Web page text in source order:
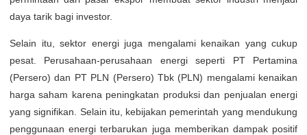
daya tarik bagi investor.
Selain itu, sektor energi juga mengalami kenaikan yang cukup
pesat. Perusahaan-perusahaan energi seperti PT Pertamina
(Persero) dan PT PLN (Persero) Tbk (PLN) mengalami kenaikan
harga saham karena peningkatan produksi dan penjualan energi
yang signifikan. Selain itu, kebijakan pemerintah yang mendukung
penggunaan energi terbarukan juga memberikan dampak positif